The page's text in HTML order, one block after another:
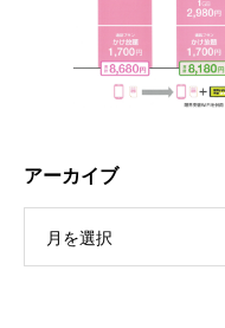
アーカイブ
月を選択